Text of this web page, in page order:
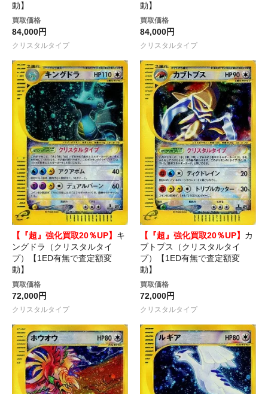
動】
買取価格
84,000円
クリスタルタイプ
動】
買取価格
84,000円
クリスタルタイプ
【『超』強化買取20％UP】 キ
ングドラ（クリスタルタイ
プ）【1ED有無で査定額変
動】
買取価格
72,000円
クリスタルタイプ
【『超』強化買取20％UP】 カ
ブトプス（クリスタルタイ
プ）【1ED有無で査定額変
動】
買取価格
72,000円
クリスタルタイプ